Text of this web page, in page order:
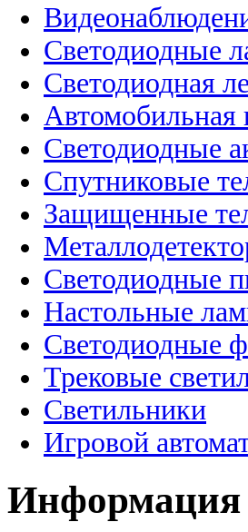
Светодиодные
Светодиодная
Автомобильная
Светодиодные
Спутниковые
Защищенные
Светодиодные
Настольные
Светодиодные
Трековые
Светильники
Игровой
Информация